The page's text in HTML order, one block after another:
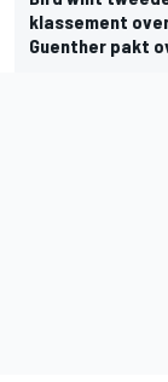
klassement
Guenther pakt